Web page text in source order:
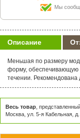
Мы
Описание
Меньшая по размеру
форму, обеспечивающую
течении. Рекомендована
Весь товар ,
Москва, ул. 5-я Кабельная,